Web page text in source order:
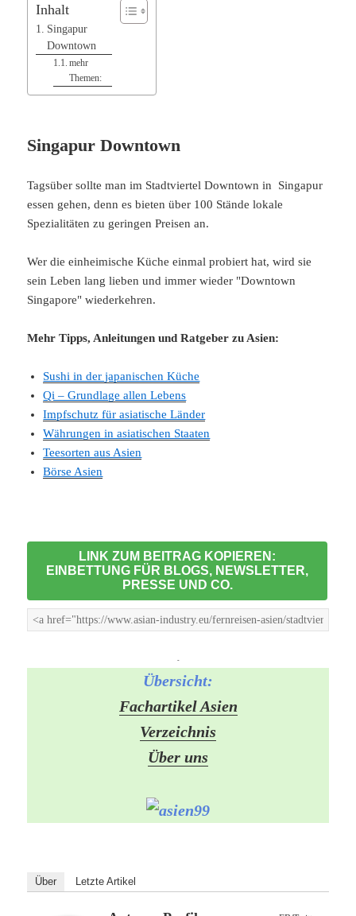
Inhalt
Singapur
Downtown
mehr
Themen:
Singapur Downtown
Tagsüber sollte man im Stadtviertel Downtown in Singapur
essen gehen, denn es bieten über 100 Stände lokale
Spezialitäten zu geringen Preisen an.
Wer die einheimische Küche einmal probiert hat, wird sie
sein Leben lang lieben und immer wieder "Downtown
Singapore" wiederkehren.
Mehr Tipps, Anleitungen und Ratgeber zu Asien:
Sushi in der japanischen Küche
Qi – Grundlage allen Lebens
Impfschutz für asiatische Länder
Währungen in asiatischen Staaten
Teesorten aus Asien
Börse Asien
LINK ZUM BEITRAG KOPIEREN:
EINBETTUNG FÜR BLOGS, NEWSLETTER,
PRESSE UND CO.
-
Übersicht:
Fachartikel Asien
Verzeichnis
Über uns
Über Letzte Artikel